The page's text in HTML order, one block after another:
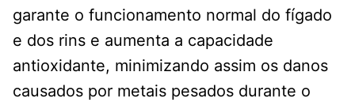
garante o funcionamento normal do fígado
e dos rins e aumenta a capacidade
antioxidante, minimizando assim os danos
causados ​​por metais pesados ​​durante o